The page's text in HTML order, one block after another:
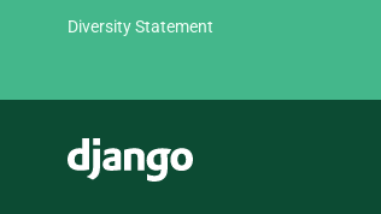
Diversity Statement